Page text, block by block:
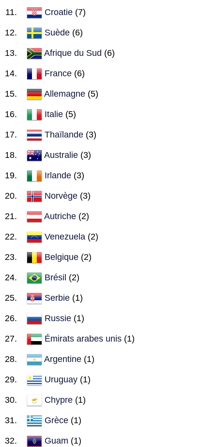
Croatie (7)
Suède (6)
Afrique du Sud (6)
France (6)
Allemagne (5)
Italie (5)
Thaïlande (3)
Australie (3)
Irlande (3)
Norvège (3)
Autriche (2)
Venezuela (2)
Belgique (2)
Brésil (2)
Serbie (1)
Russie (1)
Émirats arabes unis (1)
Argentine (1)
Uruguay (1)
Chypre (1)
Grèce (1)
Guam (1)